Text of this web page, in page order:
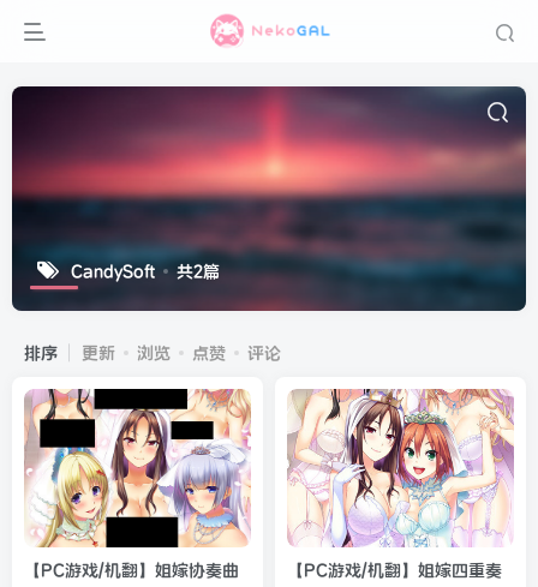
CandySoft 共2篇
排序 更新 浏览 点赞 评论
【PC游戏/机翻】姐嫁协奏曲 【PC游戏/机翻】姐嫁四重奏